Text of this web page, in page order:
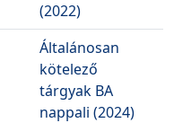
(2022)
Általánosan
kötelező
tárgyak BA
nappali (2024)